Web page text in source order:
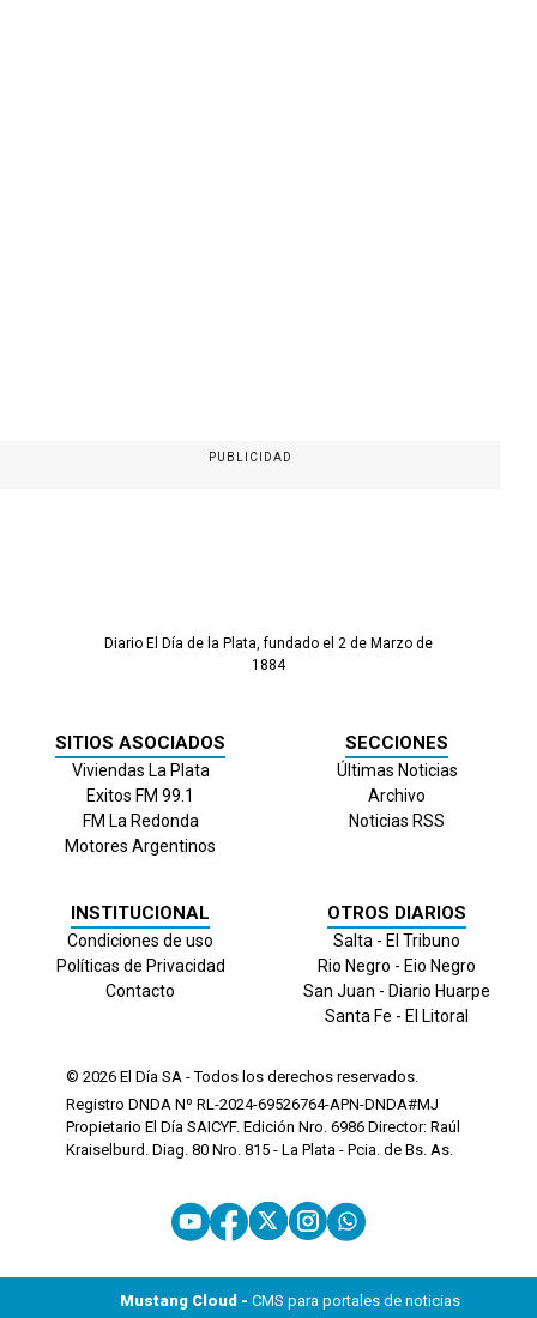
PUBLICIDAD
Diario El Día de la Plata, fundado el 2 de Marzo de
1884
SITIOS ASOCIADOS
Viviendas La Plata
Exitos FM 99.1
FM La Redonda
Motores Argentinos
SECCIONES
Últimas Noticias
Archivo
Noticias RSS
INSTITUCIONAL
Condiciones de uso
Políticas de Privacidad
Contacto
OTROS DIARIOS
Salta - El Tribuno
Rio Negro - Eio Negro
San Juan - Diario Huarpe
Santa Fe - El Litoral
© 2026 El Día SA - Todos los derechos reservados.
Registro DNDA Nº RL-2024-69526764-APN-DNDA#MJ
Propietario El Día SAICYF. Edición Nro. 6986 Director: Raúl
Kraiselburd. Diag. 80 Nro. 815 - La Plata - Pcia. de Bs. As.
Mustang Cloud - CMS para portales de noticias